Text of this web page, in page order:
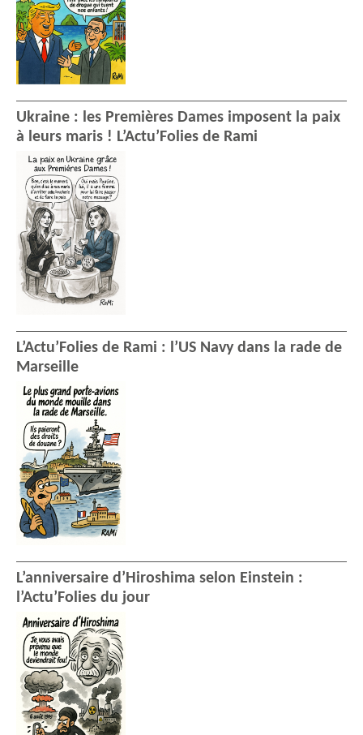
Ukraine : les Premières Dames imposent la paix
à leurs maris ! L’Actu’Folies de Rami
L’Actu’Folies de Rami : l’US Navy dans la rade de
Marseille
L’anniversaire d’Hiroshima selon Einstein :
l’Actu’Folies du jour